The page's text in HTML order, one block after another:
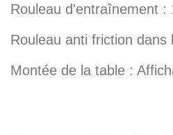
Rouleau d'entraînement :
Rouleau anti friction dans
Montée de la table :